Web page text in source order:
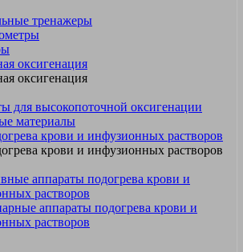
тренажеры
оксигенация
оксигенация
для высокопоточной оксигенации
материалы
крови и инфузионных растворов
крови и инфузионных растворов
аппараты подогрева крови и
растворов
аппараты подогрева крови и
растворов